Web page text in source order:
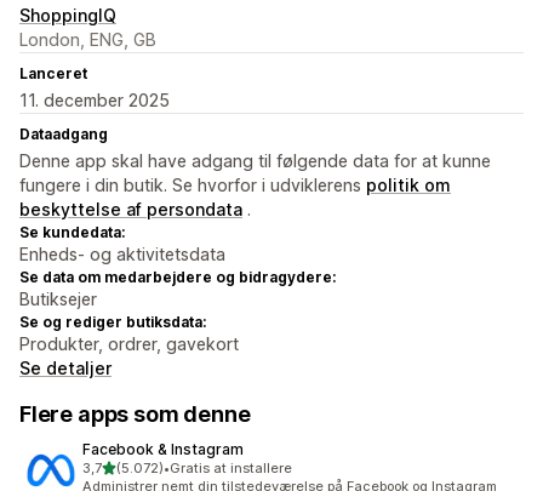
ShoppingIQ
London, ENG, GB
Lanceret
11. december 2025
Dataadgang
Denne app skal have adgang til følgende data for at kunne
fungere i din butik. Se hvorfor i udviklerens politik om
beskyttelse af persondata .
Se kundedata:
Enheds- og aktivitetsdata
Se data om medarbejdere og bidragydere:
Butiksejer
Se og rediger butiksdata:
Produkter, ordrer, gavekort
Se detaljer
Flere apps som denne
Facebook & Instagram
3,7ud af 5 stjerner
(5.072)
5072 anmeldelser i alt
•Gratis at installere
Administrer nemt din tilstedeværelse på Facebook og Instagram